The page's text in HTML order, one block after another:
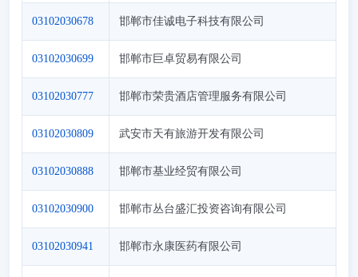
03102030678 邯郸市佳诚电子科技有限公司
03102030699 邯郸市巨卓贸易有限公司
03102030777 邯郸市荣贵酒店管理服务有限公司
03102030809 武安市天有旅游开发有限公司
03102030888 邯郸市基业经贸有限公司
03102030900 邯郸市丛台盛汇投资咨询有限公司
03102030941 邯郸市永康医药有限公司